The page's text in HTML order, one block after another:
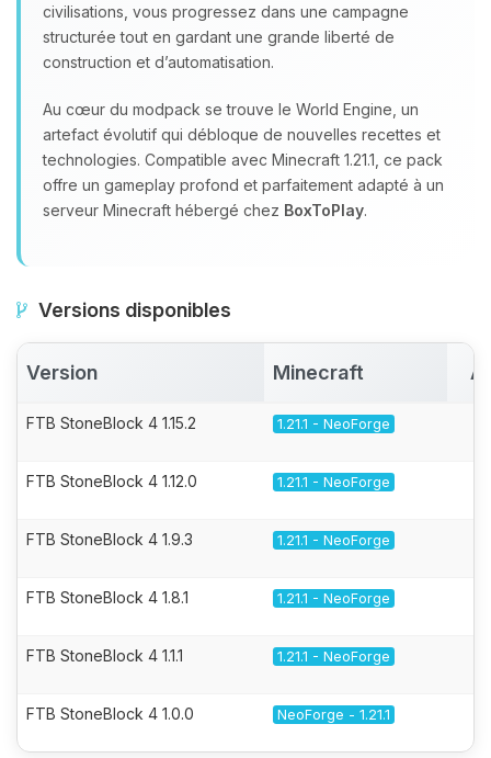
civilisations, vous progressez dans une campagne
structurée tout en gardant une grande liberté de
construction et d’automatisation.
Au cœur du modpack se trouve le World Engine, un
artefact évolutif qui débloque de nouvelles recettes et
technologies. Compatible avec Minecraft 1.21.1, ce pack
offre un gameplay profond et parfaitement adapté à un
serveur Minecraft hébergé chez BoxToPlay.
Versions disponibles
Version Minecraft
FTB StoneBlock 4 1.15.2 1.21.1 - NeoForge
FTB StoneBlock 4 1.12.0 1.21.1 - NeoForge
FTB StoneBlock 4 1.9.3 1.21.1 - NeoForge
FTB StoneBlock 4 1.8.1 1.21.1 - NeoForge
FTB StoneBlock 4 1.1.1 1.21.1 - NeoForge
FTB StoneBlock 4 1.0.0 NeoForge - 1.21.1